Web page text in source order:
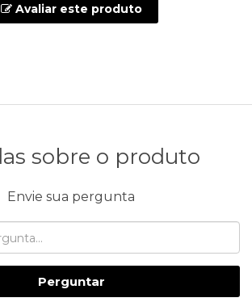
Avaliar este produto
sobre o produto
Envie sua pergunta
Perguntar